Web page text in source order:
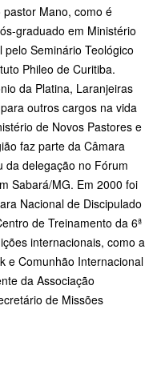
Mano, como é
graduado em Ministério
Seminário Teológico
Phileo de Curitiba.
da Platina, Laranjeiras
outros cargos na vida
de Novos Pastores e
faz parte da Câmara
da delegação no Fórum
Sabará/MG. Em 2000 foi
Nacional de Discipulado
de Treinamento da 6ª
internacionais, como a
e Comunhão Internacional
da Associação
de Missões